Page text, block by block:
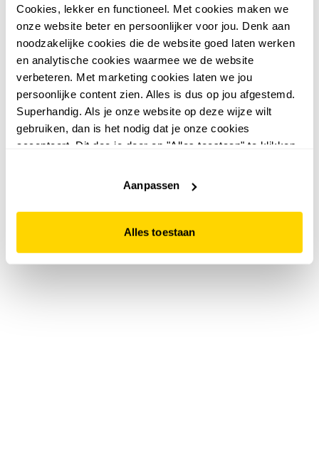
Cookies, lekker en functioneel. Met cookies maken we
onze website beter en persoonlijker voor jou. Denk aan
noodzakelijke cookies die de website goed laten werken
en analytische cookies waarmee we de website
verbeteren. Met marketing cookies laten we jou
persoonlijke content zien. Alles is dus op jou afgestemd.
Superhandig. Als je onze website op deze wijze wilt
gebruiken, dan is het nodig dat je onze cookies
accepteert. Dit doe je door op "Alles toestaan" te klikken.
website niet optimaal functioneert.
Aanpassen
Alles toestaan